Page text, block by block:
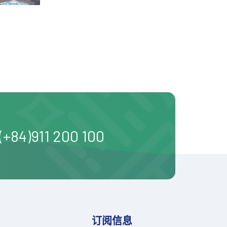
200 100
订阅信息